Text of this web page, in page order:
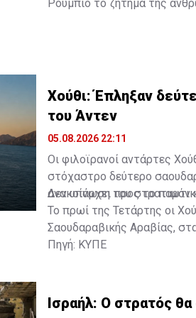
Ρούμπιο το ζήτημα της
Χούθι: Έπληξαν
του Άντεν
05.08.2026 22:11
Οι φιλοϊρανοί αντάρτες
στόχαστρο δεύτερο
ανακοίνωση του
Δεν υπάρχει προς το παρόν
Το πρωί της Τετάρτης οι
Σαουδαραβικής Αραβίας,
Πηγή: ΚΥΠΕ
Ισραήλ: Ο στρατός